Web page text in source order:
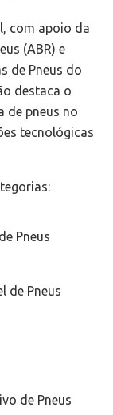
com apoio da
(ABR) e
de Pneus do
destaca o
de pneus no
tecnológicas
Pneus
de Pneus
de Pneus